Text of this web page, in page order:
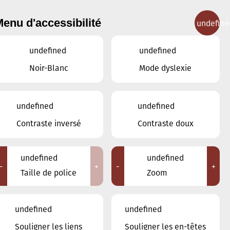
MUSICAL CONTACT
DÉCEMBRE
LUN MER VEN SAM
d'accessibilité
undefined
Noir-Blanc
undefined
Mode dyslexie
undefined
Contraste inversé
undefined
Contraste doux
-
undefined
Taille de police
+ -
undefined
Zoom
+
undefined
Souligner les liens
undefined
Souligner les en-têtes